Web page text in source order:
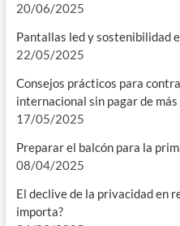
20/06/2025
Pantallas led y sostenibilidad
22/05/2025
Consejos prácticos para
internacional sin pagar de más
17/05/2025
Preparar el balcón para la
08/04/2025
El declive de la privacidad en
importa?